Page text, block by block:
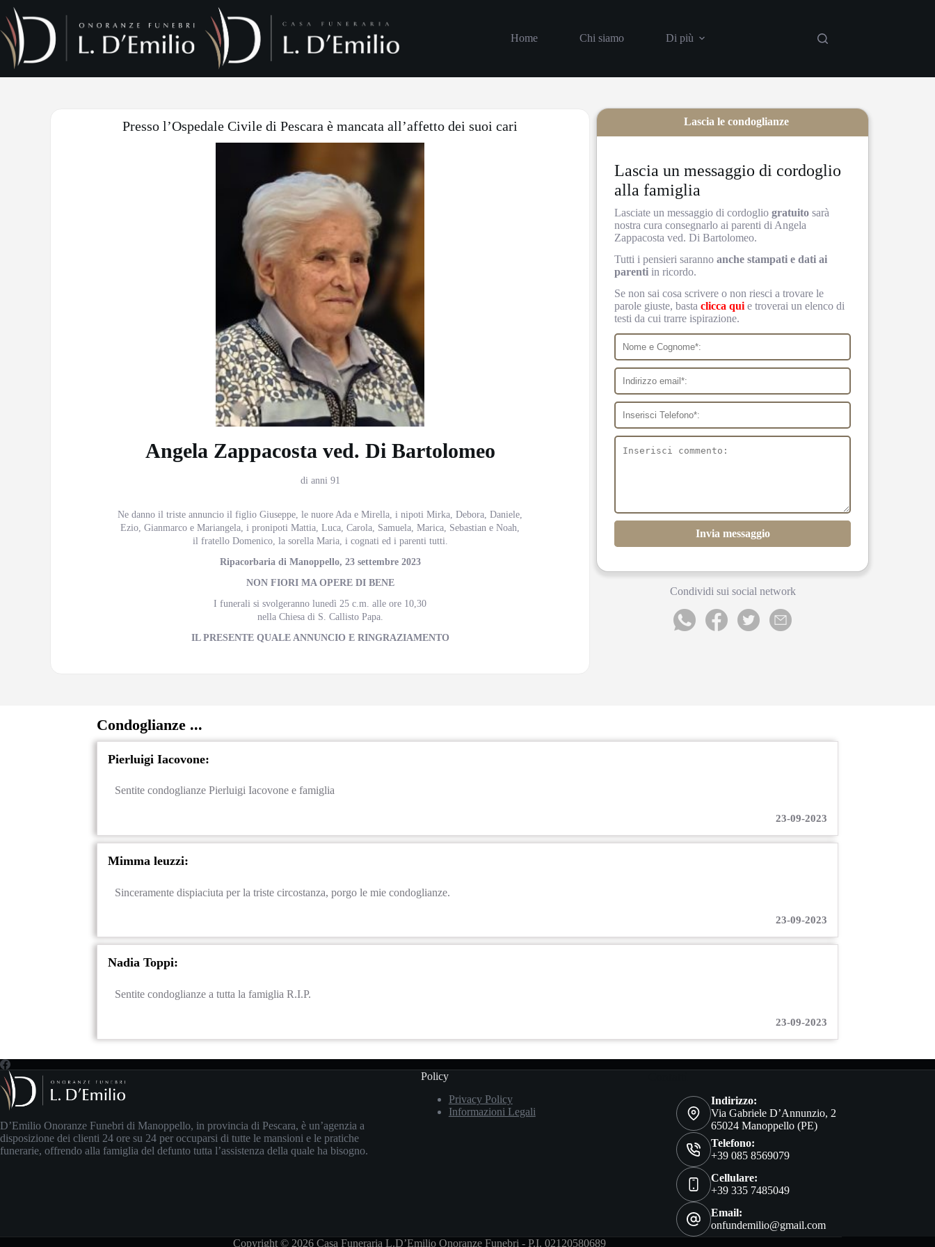
Home Chi siamo Di più
Presso l’Ospedale Civile di Pescara è mancata all’affetto dei suoi cari
Angela Zappacosta ved. Di Bartolomeo
di anni 91
Ne danno il triste annuncio il figlio Giuseppe, le nuore Ada e Mirella, i nipoti Mirka, Debora, Daniele,
Ezio, Gianmarco e Mariangela, i pronipoti Mattia, Luca, Carola, Samuela, Marica, Sebastian e Noah,
il fratello Domenico, la sorella Maria, i cognati ed i parenti tutti.
Ripacorbaria di Manoppello, 23 settembre 2023
NON FIORI MA OPERE DI BENE
I funerali si svolgeranno lunedì 25 c.m. alle ore 10,30
nella Chiesa di S. Callisto Papa.
IL PRESENTE QUALE ANNUNCIO E RINGRAZIAMENTO
Lascia un messaggio di cordoglio
alla famiglia
Lasciate un messaggio di cordogliogratuito sarà
nostra cura consegnarlo ai parenti di Angela
Zappacosta ved. Di Bartolomeo.
Tutti i pensieri sarannoanche stampati e dati ai
parenti in ricordo.
Se non sai cosa scrivere o non riesci a trovare le
parole giuste, bastaclicca qui e troverai un elenco di
testi da cui trarre ispirazione.
Invia messaggio
Lascia le condoglianze
Condividi sui social network
Condoglianze ...
Pierluigi Iacovone:
Sentite condoglianze Pierluigi Iacovone e famiglia
23-09-2023
Mimma leuzzi:
Sinceramente dispiaciuta per la triste circostanza, porgo le mie condoglianze.
23-09-2023
Nadia Toppi:
Sentite condoglianze a tutta la famiglia R.I.P.
23-09-2023
D’Emilio Onoranze Funebri di Manoppello, in provincia di Pescara, è un’agenzia a
disposizione dei clienti 24 ore su 24 per occuparsi di tutte le mansioni e le pratiche
funerarie, offrendo alla famiglia del defunto tutta l’assistenza della quale ha bisogno.
Policy
Privacy Policy
Informazioni Legali
Indirizzo:
Via Gabriele D’Annunzio, 2
65024 Manoppello (PE)
Telefono:
+39 085 8569079
Cellulare:
+39 335 7485049
Email:
onfundemilio@gmail.com
Copyright © 2026 Casa Funeraria L.D’Emilio Onoranze Funebri - P.I. 02120580689